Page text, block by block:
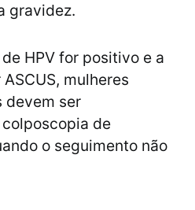
gravidez.
HPV for positivo e a
mulheres
devem ser
de
o seguimento não